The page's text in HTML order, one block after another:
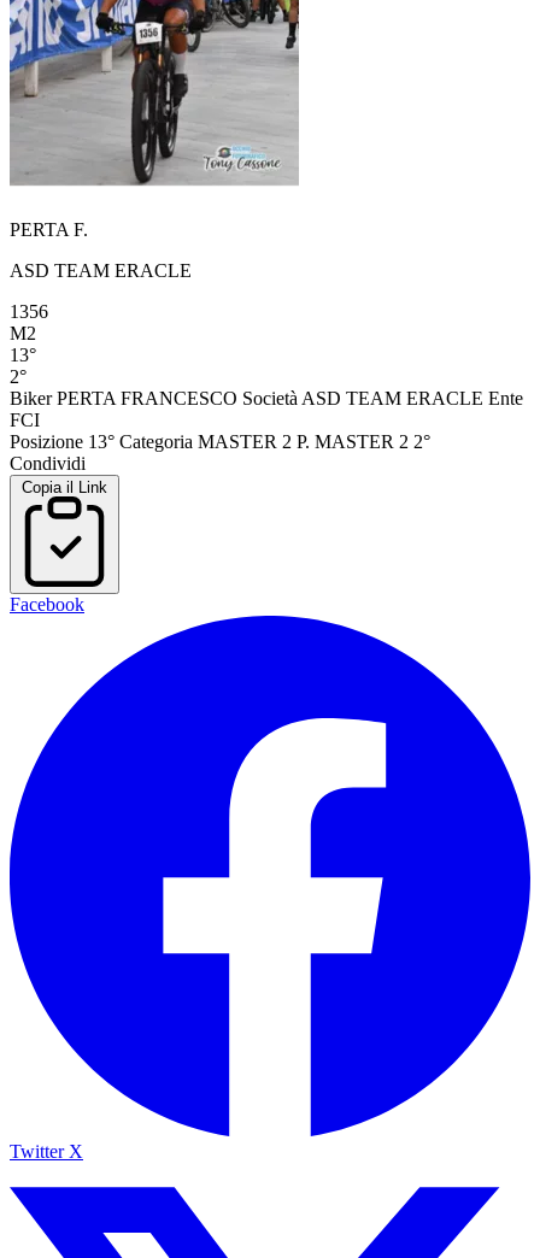
PERTA F.
ASD TEAM ERACLE
1356
M2
13°
2°
Biker PERTA FRANCESCO Società ASD TEAM ERACLE Ente
FCI
Posizione 13° Categoria MASTER 2 P. MASTER 2 2°
Condividi
Copia il Link
Facebook
Twitter X